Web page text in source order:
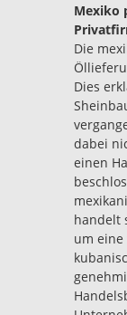
Mexiko
Die
Dies
dabei
einen
handelt
um